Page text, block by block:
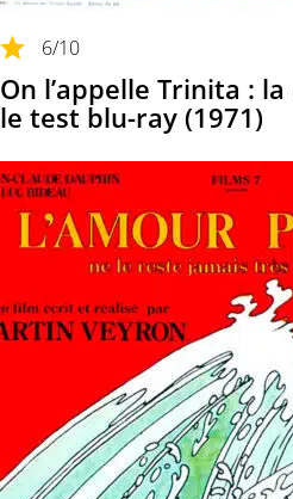
6/10
On l’appelle Trinita :
le test blu-ray (1971)